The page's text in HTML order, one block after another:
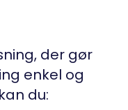
der gør
enkel og
du: